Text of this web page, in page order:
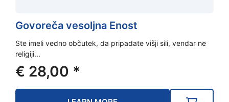
Govoreča vesoljna Enost
Ste imeli vedno občutek, da pripadate višji sili, vendar ne
religiji...
€ 28,00 *